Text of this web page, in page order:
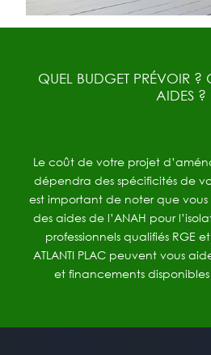
QUEL BUDGET PRÉVOIR ?
AIDES ?
Le coût de votre projet
dépendra des spécificités de
est important de noter que
des aides de l’ANAH pour
professionnels qualifiés RGE
ATLANTI PLAC peuvent vous
et financements